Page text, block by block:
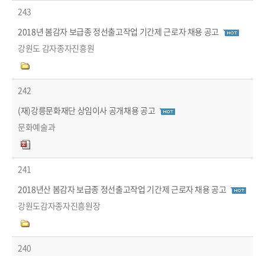
243
2018년 봄감자 보급종 정선출고작업 기간제 근로자 채용 공고
강원도 감자종자진흥원
242
(재)강릉문화재단 상임이사 공개채용 공고
문화예술과
241
2018년산 봄감자 보급종 정선출고작업 기간제 근로자 채용 공고
강원도감자종자진흥원장
240